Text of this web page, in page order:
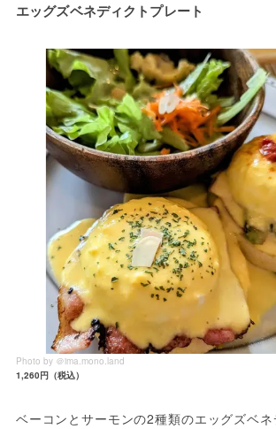
エッグズベネディクトプレート
Photo by ＠ima.mono.land
1,260円（税込）
ベーコンとサーモンの2種類のエッグズベ